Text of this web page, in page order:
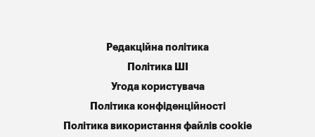
Редакційна політика
Політика ШІ
Угода користувача
Політика конфіденційності
Політика використання файлів cookie